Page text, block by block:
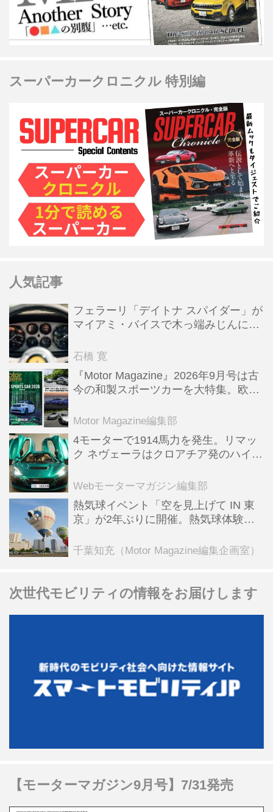
スーパーカークロニクル 特別編
人気記事
フェラーリ「デイトナ スパイダー」が
マイアミ・バイスで木っ端みじんにな
石橋 寛
『Motor Magazine』2026年9月号は古
今の和製スポーツカーを大特集。欧州
Motor Magazine編集部
4モーターで1914馬力を発生。リマッ
ク ネヴェーラはクロアチア発のハイパ
全版／115】
Webモーターマガジン編集部
熱気球イベント「空を見上げて IN 東
京」が2年ぶりに開催。熱気球体験搭
ンテンツも
千葉知充（Motor Magazine編集企画室）
次世代モビリティの情報をお届けします
【モーターマガジン9月号】7/31発売